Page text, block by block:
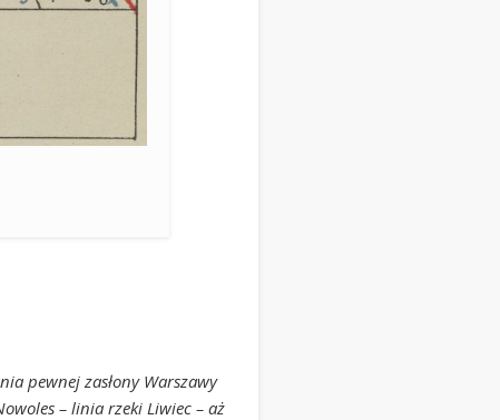
pewnej zasłony Warszawy
– linia rzeki Liwiec – aż